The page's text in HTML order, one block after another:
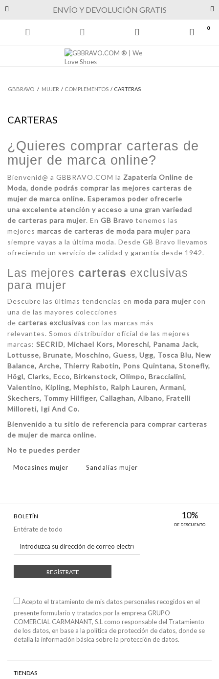
ENVÍO Y DEVOLUCIÓN GRATIS Next
0
GBBRAVO / MUJER / COMPLEMENTOS / CARTERAS
CARTERAS
¿Quieres comprar carteras de
mujer de marca online?
Bienvenid@ a GBBRAVO.COM la Zapatería Online de
Moda, donde podrás comprar las mejores carteras de
mujer de marca online. Esperamos poder ofrecerle
una excelente atención y acceso a una gran variedad
de carteras para mujer. En GB Bravo tenemos las
mejores marcas de carteras de moda para mujer para
siempre vayas a la última moda. Desde GB Bravo llevamos
ofreciendo un servicio de calidad y garantía desde 1942.
Las mejores carteras exclusivas
para mujer
Descubre las últimas tendencias en moda para mujer con
una de las mayores colecciones
de carteras exclusivas con las marcas más
relevantes. Somos distribuidor oficial de las mejores
marcas: SECRID, Michael Kors, Moreschi, Panama Jack,
Lottusse, Brunate, Moschino, Guess, Ugg, Tosca Blu, New
Balance, Arche, Thierry Rabotin, Pons Quintana, Stonefly,
Högl, Clarks, Ecco, Birkenstock, Olimpo, Braccialini,
Valentino, Kipling, Mephisto, Ralph Lauren, Armani,
Skechers, Tommy Hilfiger, Callaghan, Albano, Fratelli
Milloreti, Igi And Co.
Bienvenido a tu sitio de referencia para comprar carteras
de mujer de marca online.
No te puedes perder
Mocasines mujer Sandalias mujer
10%
DE DESCUENTO
BOLETÍN
Entérate de todo
REGÍSTRATE
Acepto el tratamiento de mis datos personales recogidos en el
presente formulario y tratados por la empresa GRUPO
COMERCIAL CARMANANT, S.L como responsable del Tratamiento
de los datos, en base a la política de protección de datos, donde se
detalla la información básica sobre la protección de datos.
TIENDAS